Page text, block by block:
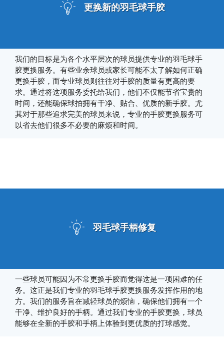
更换新的羽毛球手胶
我们的目标是为各个水平层次的球员提供专业的羽毛球手
胶更换服务。有些业余球员或家长可能不太了解如何正确
更换手胶，而专业球员则往往对手胶的质量有更高的要
求。通过将这项服务委托给我们，他们不仅能节省宝贵的
时间，还能确保球拍拥有干净、贴合、优质的新手胶。尤
其对于那些追求完美的球员来说，专业的手胶更换服务可
以省去他们很多不必要的麻烦和时间。
羽毛球手柄修复
一些球员可能因为不常更换手胶而觉得这是一项困难的任
务。这正是我们专业的羽毛球手胶更换服务发挥作用的地
方。我们的服务旨在减轻球员的烦恼，确保他们拥有一个
干净、维护良好的手柄。通过我们专业的手胶更换，球员
能够在全新的手胶和手柄上体验到更优质的打球感觉。